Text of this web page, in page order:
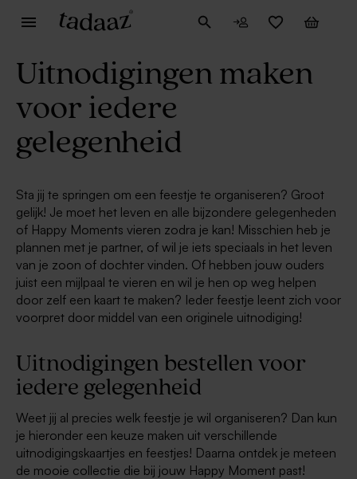
Uitnodigingen maken
voor iedere
gelegenheid
Sta jij te springen om een feestje te organiseren? Groot
gelijk! Je moet het leven en alle bijzondere gelegenheden
of Happy Moments vieren zodra je kan! Misschien heb je
plannen met je partner, of wil je iets speciaals in het leven
van je zoon of dochter vinden. Of hebben jouw ouders
juist een mijlpaal te vieren en wil je hen op weg helpen
door zelf een kaart te maken? Ieder feestje leent zich voor
voorpret door middel van een originele uitnodiging!
Uitnodigingen bestellen voor
iedere gelegenheid
Weet jij al precies welk feestje je wil organiseren? Dan kun
je hieronder een keuze maken uit verschillende
uitnodigingskaartjes en feestjes! Daarna ontdek je meteen
de mooie collectie die bij jouw Happy Moment past!